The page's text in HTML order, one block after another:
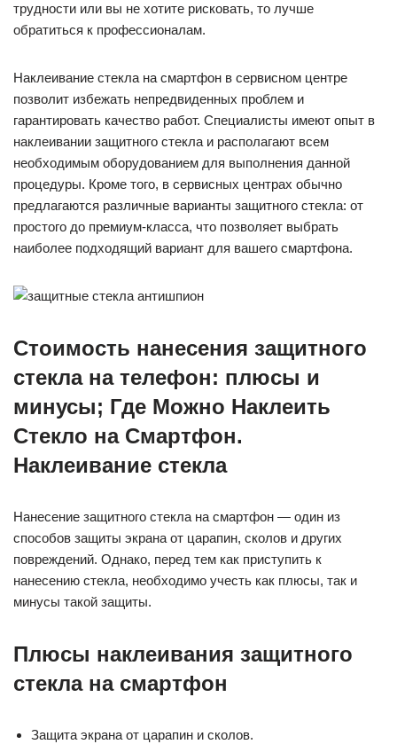
трудности или вы не хотите рисковать, то лучше
обратиться к профессионалам.
Наклеивание стекла на смартфон в сервисном центре
позволит избежать непредвиденных проблем и
гарантировать качество работ. Специалисты имеют опыт в
наклеивании защитного стекла и располагают всем
необходимым оборудованием для выполнения данной
процедуры. Кроме того, в сервисных центрах обычно
предлагаются различные варианты защитного стекла: от
простого до премиум-класса, что позволяет выбрать
наиболее подходящий вариант для вашего смартфона.
Стоимость нанесения защитного
стекла на телефон: плюсы и
минусы; Где Можно Наклеить
Стекло на Смартфон.
Наклеивание стекла
Нанесение защитного стекла на смартфон — один из
способов защиты экрана от царапин, сколов и других
повреждений. Однако, перед тем как приступить к
нанесению стекла, необходимо учесть как плюсы, так и
минусы такой защиты.
Плюсы наклеивания защитного
стекла на смартфон
Защита экрана от царапин и сколов.